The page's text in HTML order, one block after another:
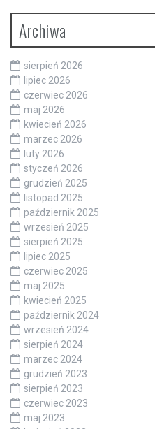
Archiwa
sierpień 2026
lipiec 2026
czerwiec 2026
maj 2026
kwiecień 2026
marzec 2026
luty 2026
styczeń 2026
grudzień 2025
listopad 2025
październik 2025
wrzesień 2025
sierpień 2025
lipiec 2025
czerwiec 2025
maj 2025
kwiecień 2025
październik 2024
wrzesień 2024
sierpień 2024
marzec 2024
grudzień 2023
sierpień 2023
czerwiec 2023
maj 2023